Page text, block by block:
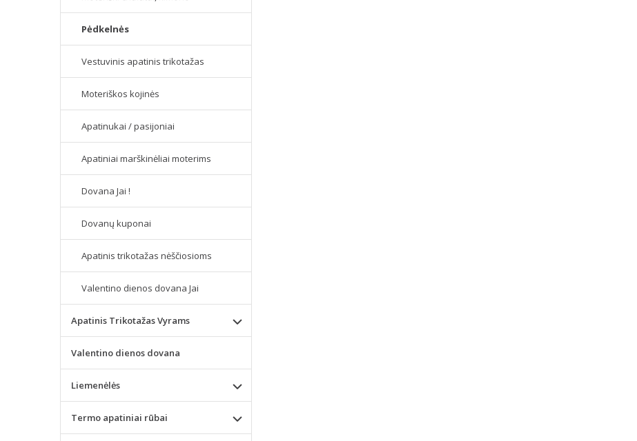
Pėdkelnės
Vestuvinis apatinis trikotažas
Moteriškos kojinės
Apatinukai / pasijoniai
Apatiniai marškinėliai moterims
Dovana Jai !
Dovanų kuponai
Apatinis trikotažas nėščiosioms
Valentino dienos dovana Jai
Apatinis Trikotažas Vyrams
Valentino dienos dovana
Liemenėlės
Termo apatiniai rūbai